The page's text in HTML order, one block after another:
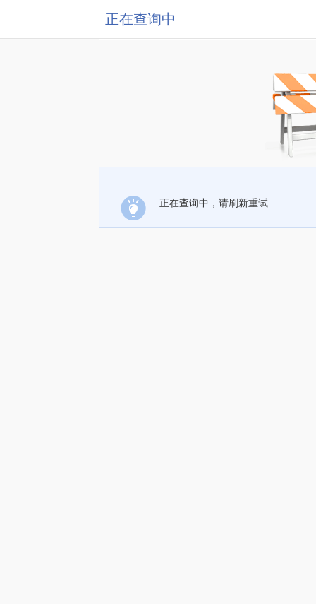
正在查询中
正在查询中，请刷新重试